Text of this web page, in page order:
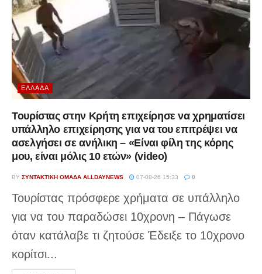
ΕΛΛΆΔΑ
Τουρίστας στην Κρήτη επιχείρησε να χρηματίσει
υπάλληλο επιχείρησης για να του επιτρέψει να
ασελγήσει σε ανήλικη – «Είναι φίλη της κόρης
μου, είναι μόλις 10 ετών» (video)
BY ΣΥΝΤΑΚΤΙΚΉ ΟΜΆΔΑ ALLDAYNEWS 07-08-26 15:33 0
Τουρίστας πρόσφερε χρήματα σε υπάλληλο
για να του παραδώσει 10χρονη – Πάγωσε
όταν κατάλαβε τι ζητούσε Έδειξε το 10χρονο
κορίτσι...